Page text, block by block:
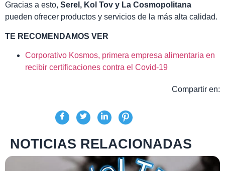
Gracias a esto, Serel, Kol Tov y La Cosmopolitana
pueden ofrecer productos y servicios de la más alta calidad.
TE RECOMENDAMOS VER
Corporativo Kosmos, primera empresa alimentaria en
recibir certificaciones contra el Covid-19
Compartir en:
NOTICIAS RELACIONADAS